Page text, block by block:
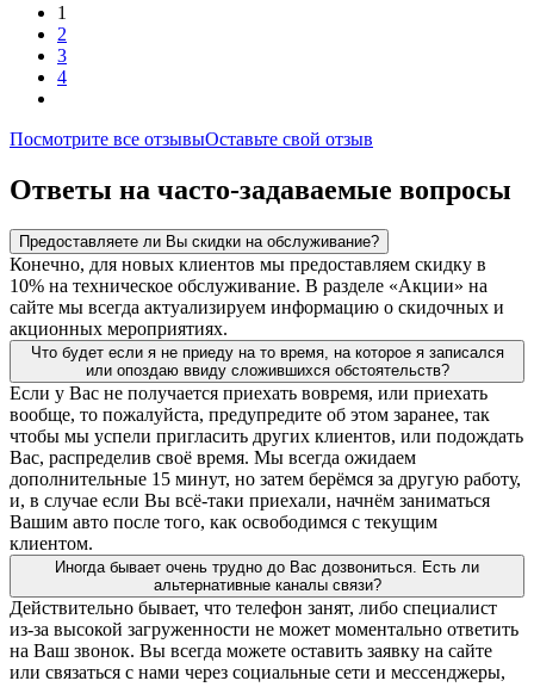
1
2
3
4
Посмотрите все отзывыОставьте свой отзыв
Ответы на часто-задаваемые вопросы
Предоставляете ли Вы скидки на обслуживание?
Конечно, для новых клиентов мы предоставляем скидку в
10% на техническое обслуживание. В разделе «Акции» на
сайте мы всегда актуализируем информацию о скидочных и
акционных мероприятиях.
Что будет если я не приеду на то время, на которое я записался
или опоздаю ввиду сложившихся обстоятельств?
Если у Вас не получается приехать вовремя, или приехать
вообще, то пожалуйста, предупредите об этом заранее, так
чтобы мы успели пригласить других клиентов, или подождать
Вас, распределив своё время. Мы всегда ожидаем
дополнительные 15 минут, но затем берёмся за другую работу,
и, в случае если Вы всё-таки приехали, начнём заниматься
Вашим авто после того, как освободимся с текущим
клиентом.
Иногда бывает очень трудно до Вас дозвониться. Есть ли
альтернативные каналы связи?
Действительно бывает, что телефон занят, либо специалист
из-за высокой загруженности не может моментально ответить
на Ваш звонок. Вы всегда можете оставить заявку на сайте
или связаться с нами через социальные сети и мессенджеры,